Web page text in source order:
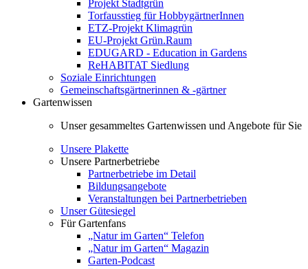
Projekt Stadtgrün
Torfausstieg für HobbygärtnerInnen
ETZ-Projekt Klimagrün
EU-Projekt Grün.Raum
EDUGARD - Education in Gardens
ReHABITAT Siedlung
Soziale Einrichtungen
Gemeinschaftsgärtnerinnen & -gärtner
Gartenwissen
Unser gesammeltes Gartenwissen und Angebote für Sie
Unsere Plakette
Unsere Partnerbetriebe
Partnerbetriebe im Detail
Bildungsangebote
Veranstaltungen bei Partnerbetrieben
Unser Gütesiegel
Für Gartenfans
„Natur im Garten“ Telefon
„Natur im Garten“ Magazin
Garten-Podcast